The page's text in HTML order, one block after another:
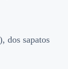
dos sapatos